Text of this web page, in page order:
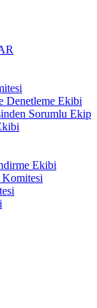
Denetleme Ekibi
Sorumlu Ekip
Ekibi
Komitesi